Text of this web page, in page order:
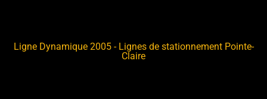
Ligne Dynamique 2005 - Lignes de stationnement Pointe-
Claire